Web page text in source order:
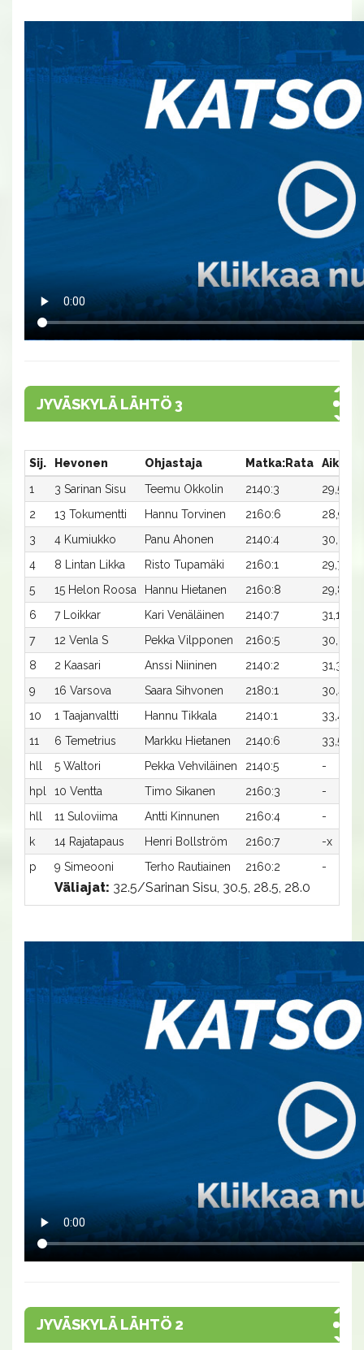
JYVÄSKYLÄ LÄHTÖ 3
Sij. Hevonen Ohjastaja Matka:Rata Aika
1
3 Sarinan Sisu Teemu Okkolin 2140:3 29,5
2
13 Tokumentti Hannu Torvinen 2160:6 28,9
3
4 Kumiukko Panu Ahonen 2140:4 30,0
4
8 Lintan Likka Risto Tupamäki 2160:1 29,7
5
15 Helon Roosa Hannu Hietanen 2160:8 29,8
6
7 Loikkar Kari Venäläinen 2140:7 31,1x
7
12 Venla S Pekka Vilpponen 2160:5 30,3
8
2 Kaasari Anssi Niininen 2140:2 31,3
9
16 Varsova Saara Sihvonen 2180:1 30,4x
10
1 Taajanvaltti Hannu Tikkala 2140:1 33,4x
11
6 Temetrius Markku Hietanen 2140:6 33,5x
hll
5 Waltori Pekka Vehviläinen 2140:5 -
hpl
10 Ventta Timo Sikanen 2160:3 -
hll
11 Suloviima Antti Kinnunen 2160:4 -
k
14 Rajatapaus Henri Bollström 2160:7 -x
p
9 Simeooni Terho Rautiainen 2160:2 -
Väliajat: 32.5/Sarinan Sisu, 30.5, 28.5, 28.0
JYVÄSKYLÄ LÄHTÖ 2